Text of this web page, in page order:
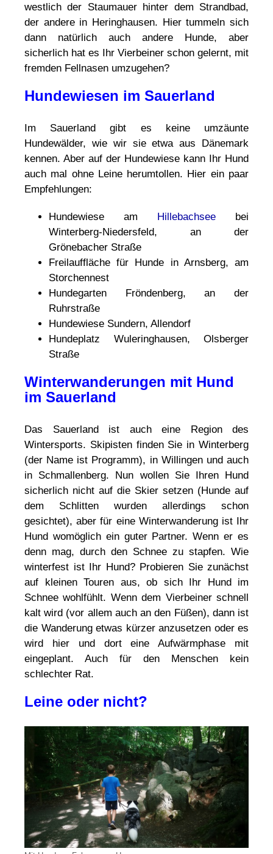
westlich der Staumauer hinter dem Strandbad,
der andere in Heringhausen. Hier tummeln sich
dann natürlich auch andere Hunde, aber
sicherlich hat es Ihr Vierbeiner schon gelernt, mit
fremden Fellnasen umzugehen?
Hundewiesen im Sauerland
Im Sauerland gibt es keine umzäunte
Hundewälder, wie wir sie etwa aus Dänemark
kennen. Aber auf der Hundewiese kann Ihr Hund
auch mal ohne Leine herumtollen. Hier ein paar
Empfehlungen:
Hundewiese am Hillebachsee bei
Winterberg-Niedersfeld, an der
Grönebacher Straße
Freilauffläche für Hunde in Arnsberg, am
Storchennest
Hundegarten Fröndenberg, an der
Ruhrstraße
Hundewiese Sundern, Allendorf
Hundeplatz Wuleringhausen, Olsberger
Straße
Winterwanderungen mit Hund
im Sauerland
Das Sauerland ist auch eine Region des
Wintersports. Skipisten finden Sie in Winterberg
(der Name ist Programm), in Willingen und auch
in Schmallenberg. Nun wollen Sie Ihren Hund
sicherlich nicht auf die Skier setzen (Hunde auf
dem Schlitten wurden allerdings schon
gesichtet), aber für eine Winterwanderung ist Ihr
Hund womöglich ein guter Partner. Wenn er es
denn mag, durch den Schnee zu stapfen. Wie
winterfest ist Ihr Hund? Probieren Sie zunächst
auf kleinen Touren aus, ob sich Ihr Hund im
Schnee wohlfühlt. Wenn dem Vierbeiner schnell
kalt wird (vor allem auch an den Füßen), dann ist
die Wanderung etwas kürzer anzusetzen oder es
wird hier und dort eine Aufwärmphase mit
eingeplant. Auch für den Menschen kein
schlechter Rat.
Leine oder nicht?